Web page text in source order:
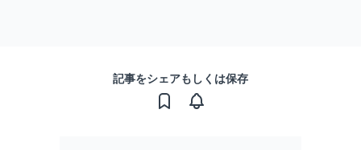
記事をシェアもしくは保存